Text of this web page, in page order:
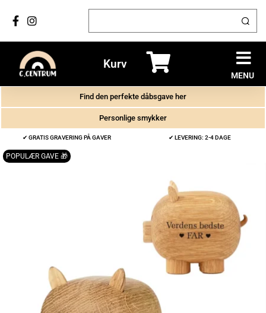
Kurv
MENU
Find den perfekte dåbsgave her
Personlige smykker
✔ GRATIS GRAVERING PÅ GAVER ✔ LEVERING: 2-4 DAGE
POPULÆR GAVE 🎁